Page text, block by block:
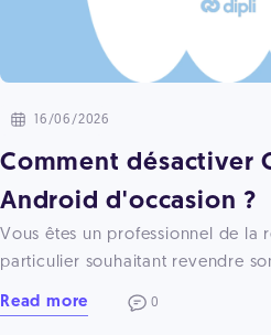
16/06/2026
Comment désactiver
Android d'occasion ?
Vous êtes un professionnel de la
particulier souhaitant revendre
Read more 0